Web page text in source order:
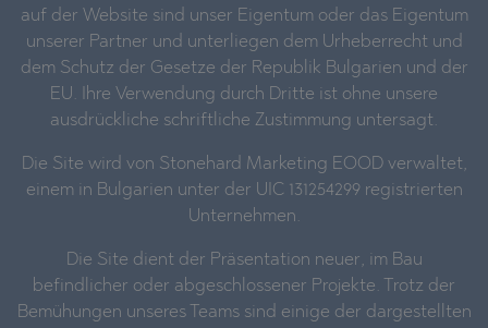
auf der Website sind unser Eigentum oder das Eigentum
unserer Partner und unterliegen dem Urheberrecht und
dem Schutz der Gesetze der Republik Bulgarien und der
EU. Ihre Verwendung durch Dritte ist ohne unsere
ausdrückliche schriftliche Zustimmung untersagt.
Die Site wird von Stonehard Marketing EOOD verwaltet,
einem in Bulgarien unter der UIC 131254299 registrierten
Unternehmen.
Die Site dient der Präsentation neuer, im Bau
befindlicher oder abgeschlossener Projekte. Trotz der
Bemühungen unseres Teams sind einige der dargestellten